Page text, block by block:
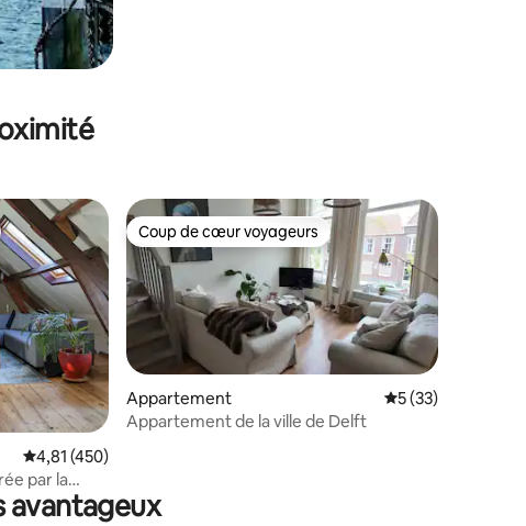
: 4,85 sur 5
Évaluation moyenne sur la base de 450 commentaires : 4,81 sur 5
4,81 (450)
par la
Coup de cœur voyageurs
Coup de cœur voyageurs
Appartement Évaluation
5 (33)
Appartement de la ville de Delft
avantageux